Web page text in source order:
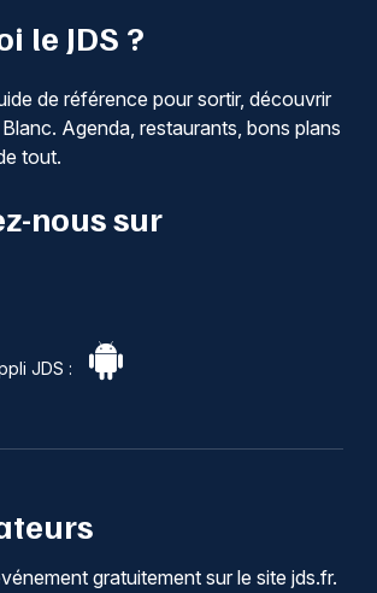
le JDS ?
de référence pour sortir, découvrir
Agenda, restaurants, bons plans
tout.
nous sur
JDS :
gratuitement sur le site jds.fr.